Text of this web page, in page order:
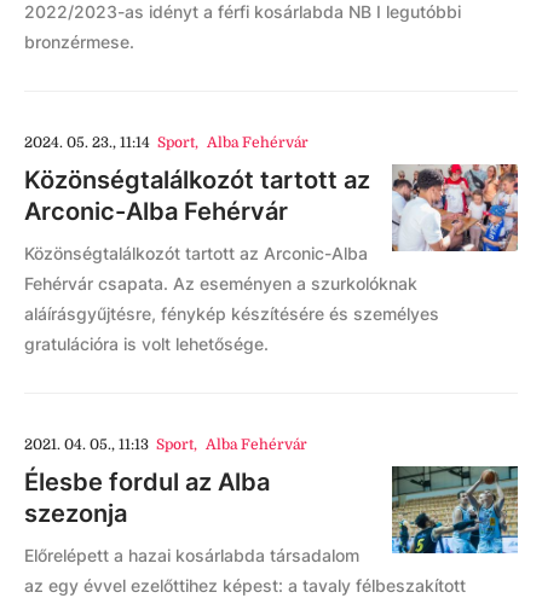
2022/2023-as idényt a férfi kosárlabda NB I legutóbbi
bronzérmese.
2024. 05. 23., 11:14 Sport, Alba Fehérvár
Közönségtalálkozót tartott az
Arconic-Alba Fehérvár
Közönségtalálkozót tartott az Arconic-Alba
Fehérvár csapata. Az eseményen a szurkolóknak
aláírásgyűjtésre, fénykép készítésére és személyes
gratulációra is volt lehetősége.
2021. 04. 05., 11:13 Sport, Alba Fehérvár
Élesbe fordul az Alba
szezonja
Előrelépett a hazai kosárlabda társadalom
az egy évvel ezelőttihez képest: a tavaly félbeszakított